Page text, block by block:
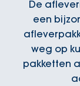
De
een
weg op
pakketten